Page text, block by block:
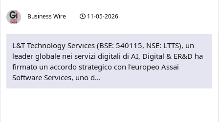
Business Wire 11-05-2026
L&T Technology Services (BSE: 540115, NSE: LTTS), un
leader globale nei servizi digitali di AI, Digital & ER&D ha
firmato un accordo strategico con l'europeo Assai
Software Services, uno d...